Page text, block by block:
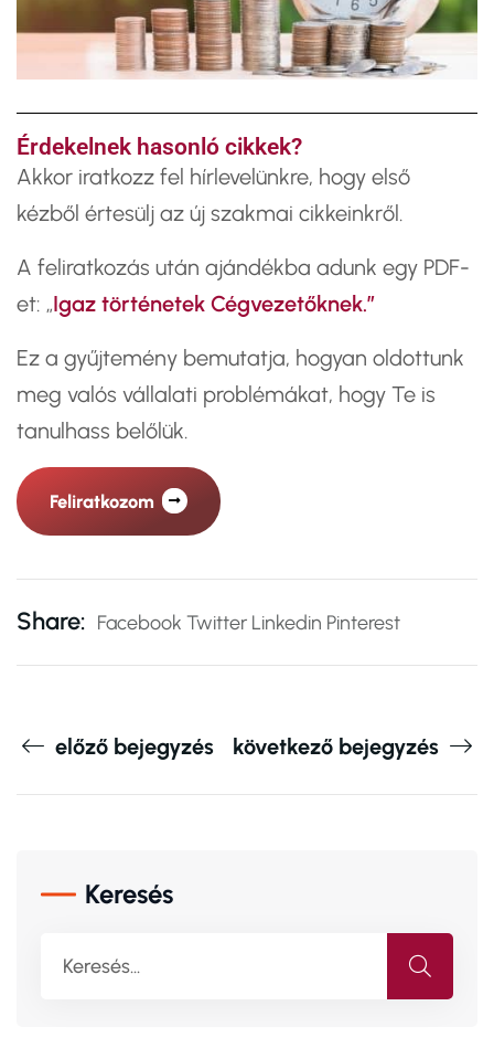
Érdekelnek hasonló cikkek?
​Akkor iratkozz fel hírlevelünkre, hogy első
kézből értesülj az új szakmai cikkeinkről.
A feliratkozás után ajándékba adunk egy PDF-
et: „Igaz történetek Cégvezetőknek.”
Ez a gyűjtemény bemutatja, hogyan oldottunk
meg valós vállalati problémákat, hogy Te is
tanulhass belőlük.
Feliratkozom
Share: Facebook Twitter Linkedin Pinterest
előző bejegyzés következő bejegyzés
Keresés